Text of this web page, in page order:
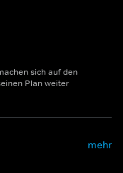
sich auf den
Plan weiter
mehr